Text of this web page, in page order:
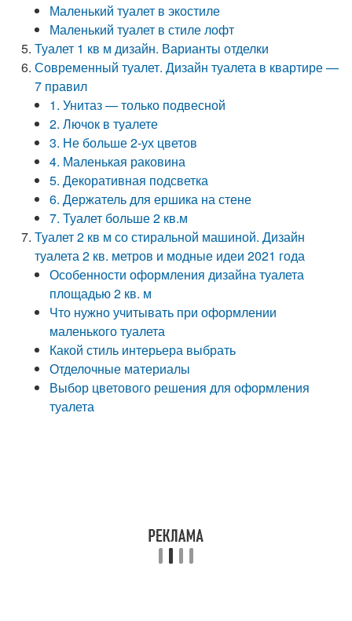
Маленький туалет в экостиле
Маленький туалет в стиле лофт
Туалет 1 кв м дизайн. Варианты отделки
Современный туалет. Дизайн туалета в квартире —
7 правил
1. Унитаз — только подвесной
2. Лючок в туалете
3. Не больше 2-ух цветов
4. Маленькая раковина
5. Декоративная подсветка
6. Держатель для ершика на стене
7. Туалет больше 2 кв.м
Туалет 2 кв м со стиральной машиной. Дизайн
туалета 2 кв. метров и модные идеи 2021 года
Особенности оформления дизайна туалета
площадью 2 кв. м
Что нужно учитывать при оформлении
маленького туалета
Какой стиль интерьера выбрать
Отделочные материалы
Выбор цветового решения для оформления
туалета